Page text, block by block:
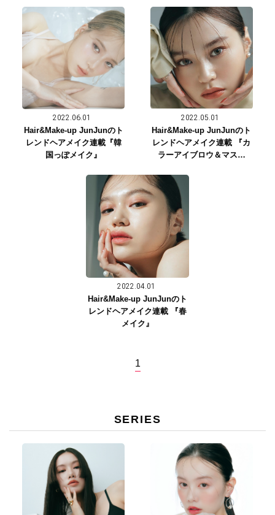
2022.06.01
Hair&Make-up JunJunのト
レンドヘアメイク連載『韓
国っぽメイク』
2022.05.01
Hair&Make-up JunJunのト
レンドヘアメイク連載 『カ
ラーアイブロウ＆マスカ
2022.04.01
Hair&Make-up JunJunのト
レンドヘアメイク連載 『春
メイク』
1
SERIES